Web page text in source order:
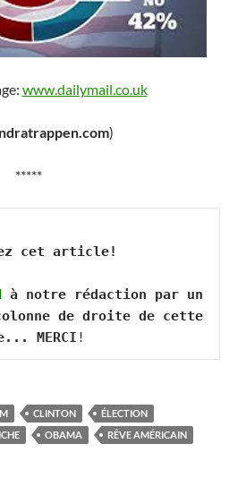
www.dailymail.co.uk
)
*****
cet article!
à notre rédaction par un
de droite de cette
MERCI !
CLINTON
ÉLECTION
OBAMA
RÊVE AMÉRICAIN